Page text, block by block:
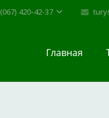
(067) 420-42-37
Главная